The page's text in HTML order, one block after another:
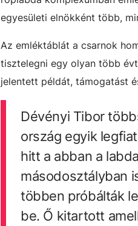
egyesületi elnökként több,
Az emléktáblát a csarnok
tisztelegni egy olyan több
jelentett példát, támogatást
Dévényi Tibor
ország egyik
hitt a abban a
másodosztályban
többen próbálták
be. Ő kitartott